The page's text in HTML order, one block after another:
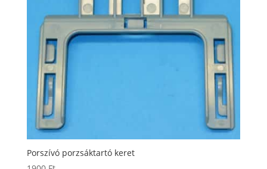
Porszívó porzsáktartó keret